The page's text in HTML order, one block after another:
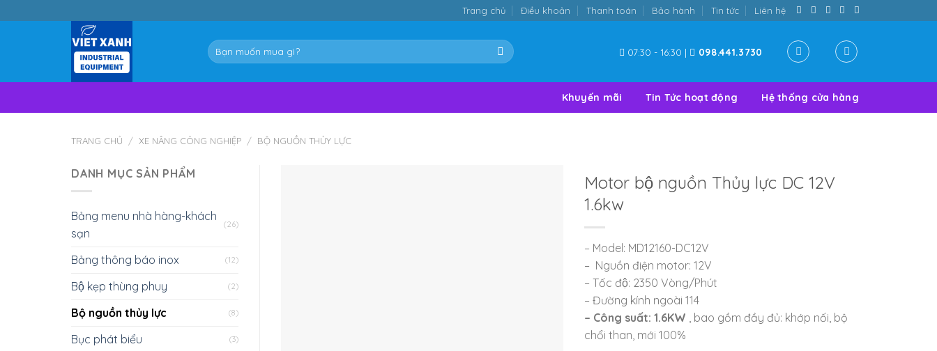
to
Trang chủ Điều khoản Thanh toán Bảo hành Tin tức Liên hệ
Tìm
kiếm:
07:30 - 16:30 | 098.441.3730
Khuyến mãi Tin Tức hoạt động Hệ thống cửa hàng
TRANG CHỦ / XE NÂNG CÔNG NGHIỆP / BỘ NGUỒN THỦY LỰC
DANH MỤC SẢN PHẨM
Bảng menu nhà hàng-khách
sạn
(26)
Bảng thông báo inox (12)
Bộ kẹp thùng phuy (2)
Bộ nguồn thủy lực (8)
Bục phát biểu (3)
Motor bộ nguồn Thủy lực DC 12V
1.6kw
– Model: MD12160-DC12V
– Nguồn điện motor: 12V
– Tốc độ: 2350 Vòng/Phút
– Đường kính ngoài 114
– Công suất: 1.6KW , bao gồm đầy đủ: khớp nối, bộ
chổi than, mới 100%